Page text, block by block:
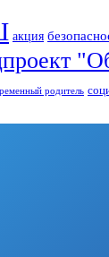
акция
родитель